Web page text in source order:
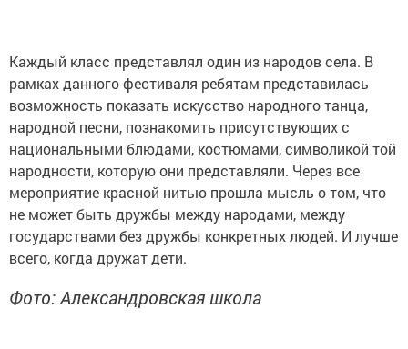
Каждый класс представлял один из народов села. В
рамках данного фестиваля ребятам представилась
возможность показать искусство народного танца,
народной песни, познакомить присутствующих с
национальными блюдами, костюмами, символикой той
народности, которую они представляли. Через все
мероприятие красной нитью прошла мысль о том, что
не может быть дружбы между народами, между
государствами без дружбы конкретных людей. И лучше
всего, когда дружат дети.
Фото: Александровская школа